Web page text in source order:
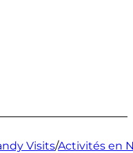
Visits/Activités en